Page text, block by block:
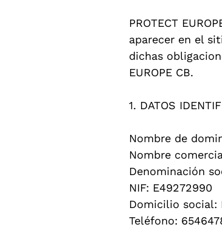
PROTECT
aparecer en el
dichas
EUROPE CB.
1. DATOS
Nombre de
Nombre
Denominación
NIF: E49272990
Domicilio social:
Teléfono: